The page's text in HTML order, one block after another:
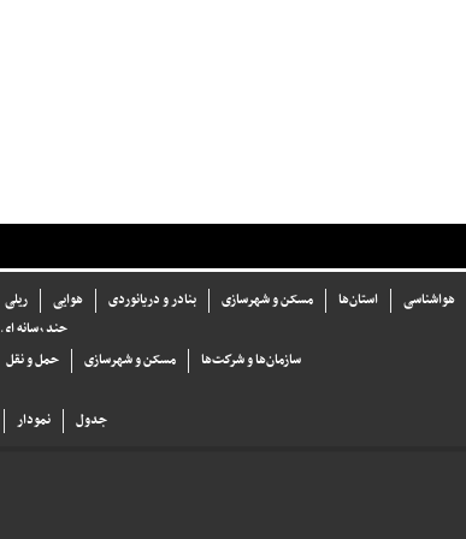
ریلی هوایی بنادر و دریانوردی مسکن و شهرسازی استان‌ها
هواشناسی
چند رسانه ای
حمل و نقل مسکن و شهرسازی سازما‌ن‌ها و شركت‌ها
نمودار جدول